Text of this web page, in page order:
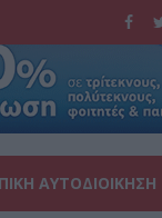
ΑΥΤΟΔΙΟΙΚΗΣΗ